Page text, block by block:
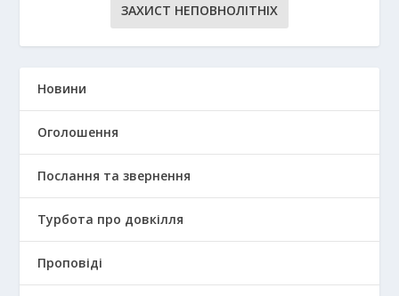
ЗАХИСТ НЕПОВНОЛІТНІХ
Новини
Оголошення
Послання та звернення
Турбота про довкілля
Проповіді